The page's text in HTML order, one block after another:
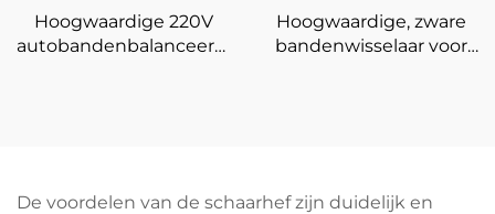
Hoogwaardige 220V
autobandenbalanceeroptimalisatie
Hoogwaardige, zware
bandenwisselaar voor
De voordelen van de schaarhef zijn duidelijk en